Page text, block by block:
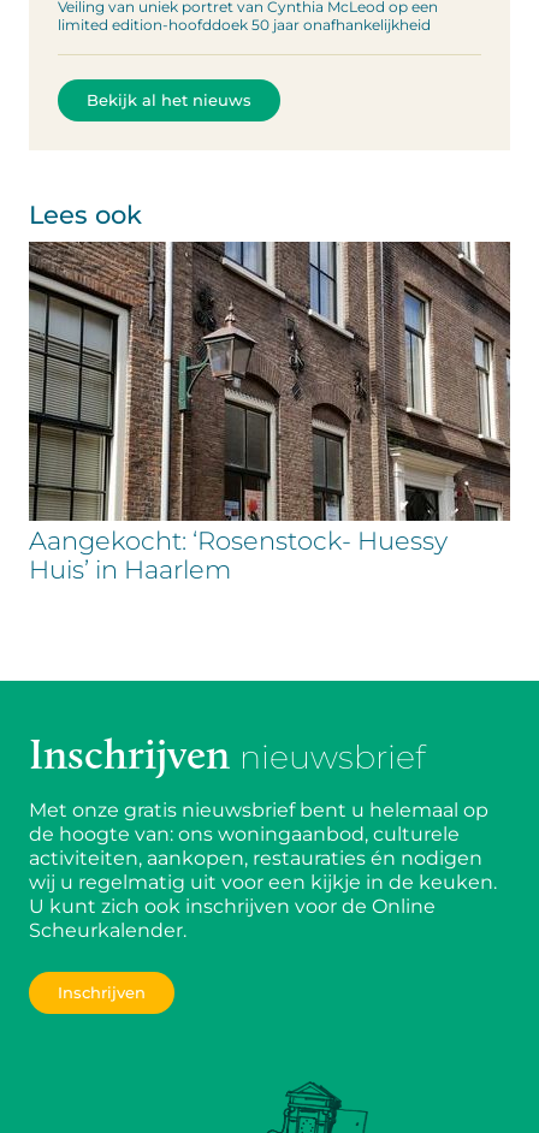
Veiling van uniek portret van Cynthia McLeod op een
limited edition-hoofddoek 50 jaar onafhankelijkheid
Bekijk al het nieuws
Lees ook
Aangekocht: ‘Rosenstock- Huessy
Huis’ in Haarlem
Inschrijven nieuwsbrief
Met onze gratis nieuwsbrief bent u helemaal op
de hoogte van: ons woningaanbod, culturele
activiteiten, aankopen, restauraties én nodigen
wij u regelmatig uit voor een kijkje in de keuken.
U kunt zich ook inschrijven voor de Online
Scheurkalender.
Inschrijven